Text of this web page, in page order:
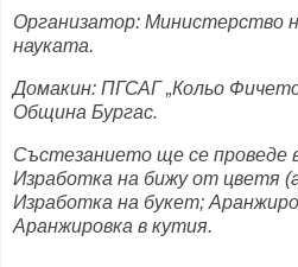
Организатор: Министерство
науката.
Домакин: ПГСАГ „Кольо
Община Бургас.
Състезанието ще се проведе
Изработка на бижу от цветя
Изработка на букет;
Аранжировка в кутия.